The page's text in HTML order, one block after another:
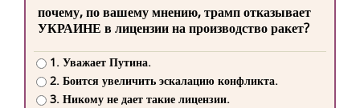
почему, по вашему мнению, трамп отказывает
УКРАИНЕ в лицензии на производство ракет?
1. Уважает Путина.
2. Боится увеличить эскалацию конфликта.
3. Никому не дает такие лицензии.